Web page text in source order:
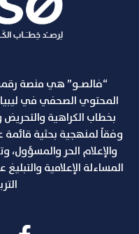
“فالصـو” هي منصة
المحتوي الصحفي في
بخطاب الكراهية والتحريض
وفقاً لمنهجية بحثية قائمة
والإعلام الحر
المساءلة الإعلامية